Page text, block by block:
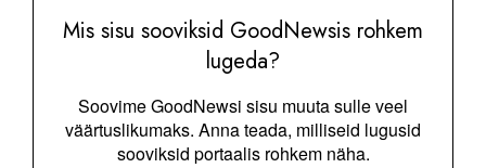
Mis sisu sooviksid GoodNewsis rohkem
lugeda?
Soovime GoodNewsi sisu muuta sulle veel
väärtuslikumaks. Anna teada, milliseid lugusid
sooviksid portaalis rohkem näha.